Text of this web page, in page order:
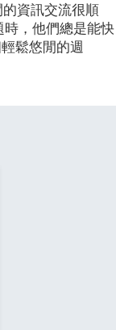
的資訊交流很順
時，他們總是能快
鬆悠閒的週